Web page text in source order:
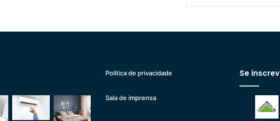
Politica de privacidade
Sala de imprensa
Se